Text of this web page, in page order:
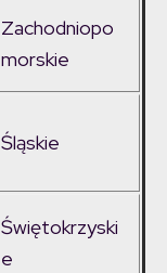
Zachodniopo
morskie
Śląskie
Świętokrzyski
e